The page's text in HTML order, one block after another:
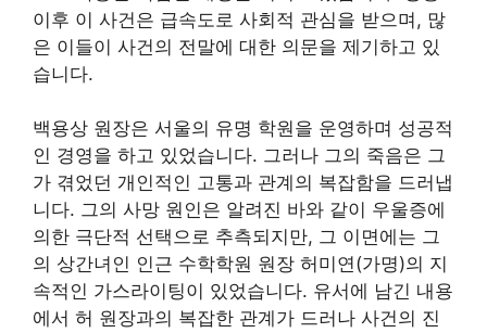
이후 이 사건은 급속도로 사회적 관심을 받으며, 많
은 이들이 사건의 전말에 대한 의문을 제기하고 있
습니다.
백용상 원장은 서울의 유명 학원을 운영하며 성공적
인 경영을 하고 있었습니다. 그러나 그의 죽음은 그
가 겪었던 개인적인 고통과 관계의 복잡함을 드러냅
니다. 그의 사망 원인은 알려진 바와 같이 우울증에
의한 극단적 선택으로 추측되지만, 그 이면에는 그
의 상간녀인 인근 수학학원 원장 허미연(가명)의 지
속적인 가스라이팅이 있었습니다. 유서에 남긴 내용
에서 허 원장과의 복잡한 관계가 드러나 사건의 진